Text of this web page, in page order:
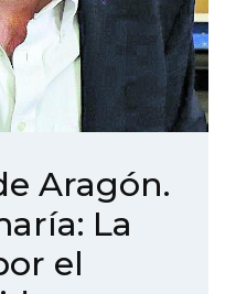
Aragón.
La
el